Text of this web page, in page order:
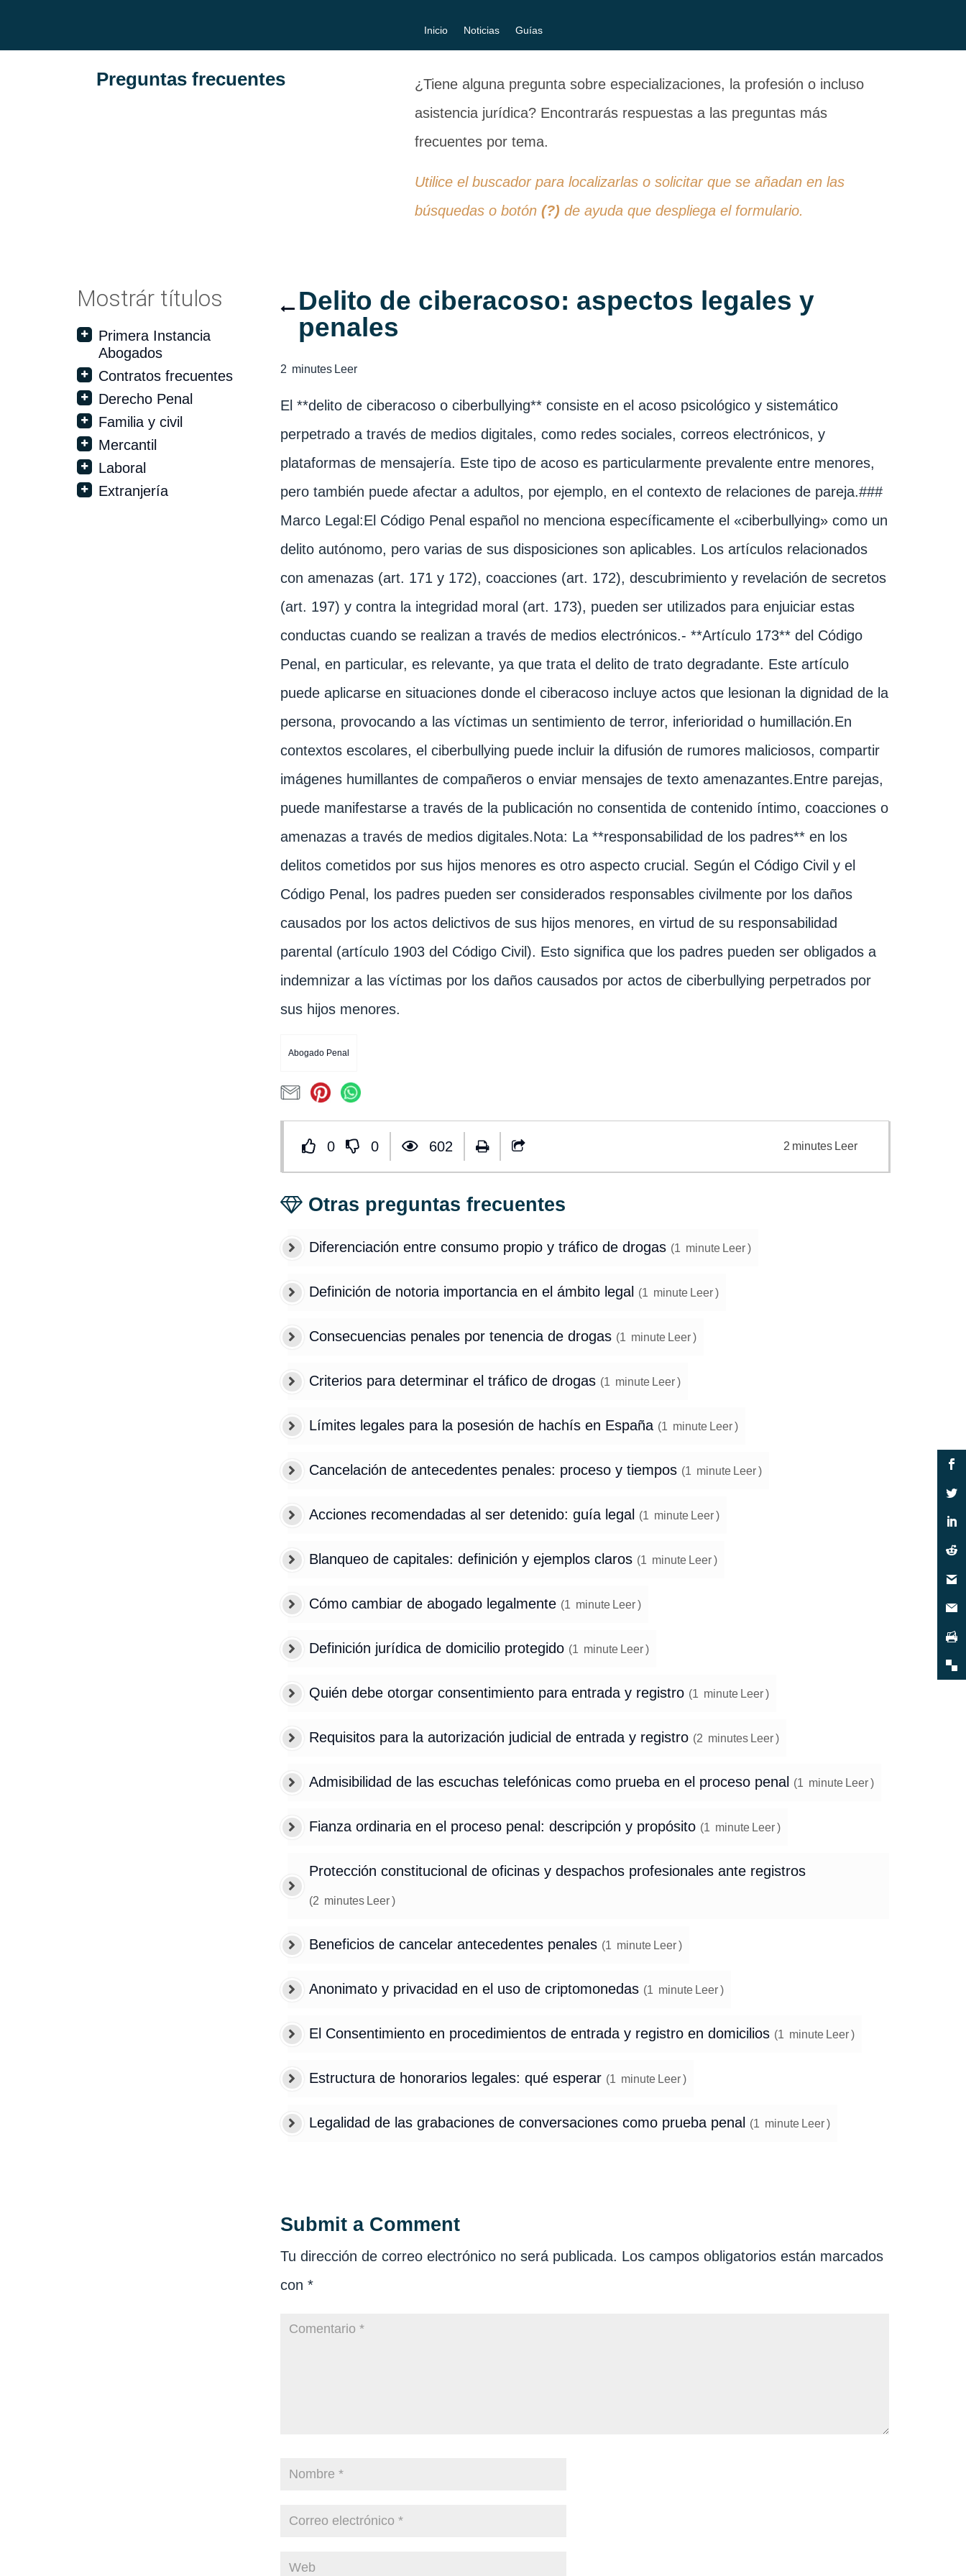
Inicio Noticias Guías
Preguntas frecuentes
¿Tiene alguna pregunta sobre especializaciones, la profesión o incluso
asistencia jurídica? Encontrarás respuestas a las preguntas más
frecuentes por tema.
Utilice el buscador para localizarlas o solicitar que se añadan en las
búsquedas o botón(?) de ayuda que despliega el formulario.
Mostrár títulos
Primera Instancia
Abogados
Contratos frecuentes
Derecho Penal
Familia y civil
Mercantil
Laboral
Extranjería
Delito de ciberacoso: aspectos legales y
penales
2 minutes Leer
El **delito de ciberacoso o ciberbullying** consiste en el acoso psicológico y sistemático
perpetrado a través de medios digitales, como redes sociales, correos electrónicos, y
plataformas de mensajería. Este tipo de acoso es particularmente prevalente entre menores,
pero también puede afectar a adultos, por ejemplo, en el contexto de relaciones de pareja.###
Marco Legal:El Código Penal español no menciona específicamente el «ciberbullying» como un
delito autónomo, pero varias de sus disposiciones son aplicables. Los artículos relacionados
con amenazas (art. 171 y 172), coacciones (art. 172), descubrimiento y revelación de secretos
(art. 197) y contra la integridad moral (art. 173), pueden ser utilizados para enjuiciar estas
conductas cuando se realizan a través de medios electrónicos.- **Artículo 173** del Código
Penal, en particular, es relevante, ya que trata el delito de trato degradante. Este artículo
puede aplicarse en situaciones donde el ciberacoso incluye actos que lesionan la dignidad de la
persona, provocando a las víctimas un sentimiento de terror, inferioridad o humillación.En
contextos escolares, el ciberbullying puede incluir la difusión de rumores maliciosos, compartir
imágenes humillantes de compañeros o enviar mensajes de texto amenazantes.Entre parejas,
puede manifestarse a través de la publicación no consentida de contenido íntimo, coacciones o
amenazas a través de medios digitales.Nota: La **responsabilidad de los padres** en los
delitos cometidos por sus hijos menores es otro aspecto crucial. Según el Código Civil y el
Código Penal, los padres pueden ser considerados responsables civilmente por los daños
causados por los actos delictivos de sus hijos menores, en virtud de su responsabilidad
parental (artículo 1903 del Código Civil). Esto significa que los padres pueden ser obligados a
indemnizar a las víctimas por los daños causados por actos de ciberbullying perpetrados por
sus hijos menores.
Abogado Penal
0 0 602 2 minutes Leer
Otras preguntas frecuentes
Diferenciación entre consumo propio y tráfico de drogas (1 minute Leer )
Definición de notoria importancia en el ámbito legal (1 minute Leer )
Consecuencias penales por tenencia de drogas (1 minute Leer )
Criterios para determinar el tráfico de drogas (1 minute Leer )
Límites legales para la posesión de hachís en España (1 minute Leer )
Cancelación de antecedentes penales: proceso y tiempos (1 minute Leer )
Acciones recomendadas al ser detenido: guía legal (1 minute Leer )
Blanqueo de capitales: definición y ejemplos claros (1 minute Leer )
Cómo cambiar de abogado legalmente (1 minute Leer )
Definición jurídica de domicilio protegido (1 minute Leer )
Quién debe otorgar consentimiento para entrada y registro (1 minute Leer )
Requisitos para la autorización judicial de entrada y registro (2 minutes Leer )
Admisibilidad de las escuchas telefónicas como prueba en el proceso penal (1 minute Leer )
Fianza ordinaria en el proceso penal: descripción y propósito (1 minute Leer )
Protección constitucional de oficinas y despachos profesionales ante registros
(2 minutes Leer )
Beneficios de cancelar antecedentes penales (1 minute Leer )
Anonimato y privacidad en el uso de criptomonedas (1 minute Leer )
El Consentimiento en procedimientos de entrada y registro en domicilios (1 minute Leer )
Estructura de honorarios legales: qué esperar (1 minute Leer )
Legalidad de las grabaciones de conversaciones como prueba penal (1 minute Leer )
Submit a Comment
Tu dirección de correo electrónico no será publicada. Los campos obligatorios están marcados
con *